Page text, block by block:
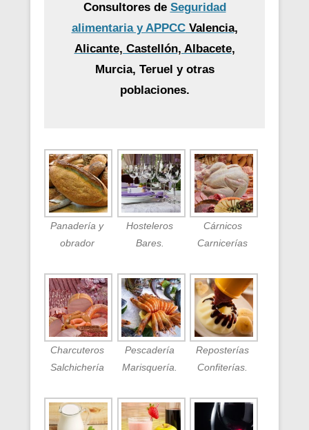
Consultores de Seguridad
alimentaria y APPCCValencia,
Alicante, Castellón, Albacete,
Murcia, Teruel y otras
poblaciones.
Panadería y
obrador
Hosteleros
Bares.
Cárnicos
Carnicerías
Charcuteros
Salchichería
Pescadería
Marisquería.
Reposterías
Confiterías.